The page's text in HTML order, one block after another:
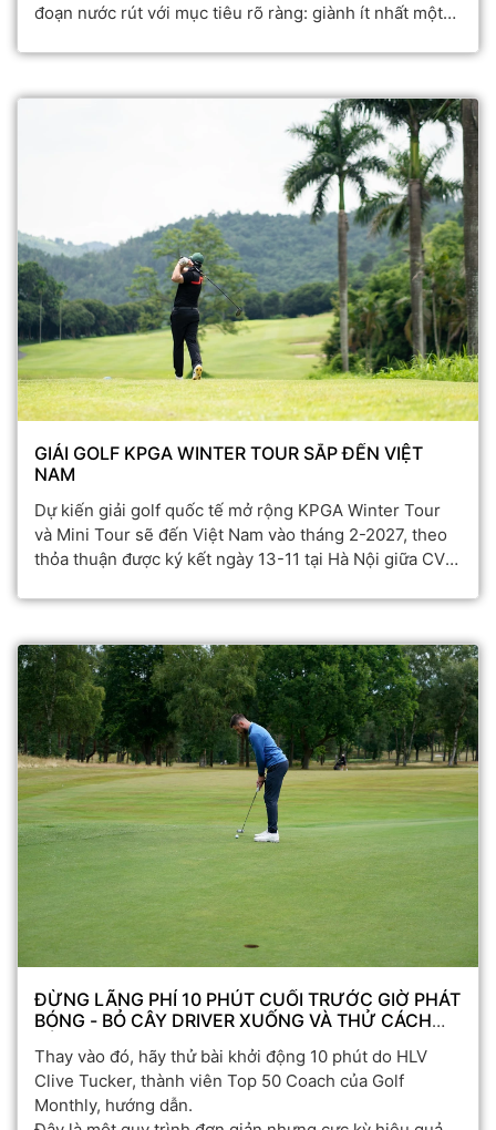
đoạn nước rút với mục tiêu rõ ràng: giành ít nhất một
cách đây hai năm.
GIẢI GOLF KPGA WINTER TOUR SẮP ĐẾN VIỆT
NAM
Dự kiến giải golf quốc tế mở rộng KPGA Winter Tour
và Mini Tour sẽ đến Việt Nam vào tháng 2-2027, theo
thỏa thuận được ký kết ngày 13-11 tại Hà Nội giữa CV
trợ chuyên môn của KPGA.
ĐỪNG LÃNG PHÍ 10 PHÚT CUỐI TRƯỚC GIỜ PHÁT
BÓNG - BỎ CÂY DRIVER XUỐNG VÀ THỬ CÁCH
Thay vào đó, hãy thử bài khởi động 10 phút do HLV
Clive Tucker, thành viên Top 50 Coach của Golf
Monthly, hướng dẫn.